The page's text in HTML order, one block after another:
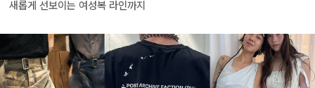
새롭게 선보이는 여성복 라인까지